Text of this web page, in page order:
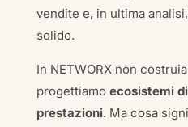
vendite e, in ultima
solido.
In NETWORX non
progettiamo ecosistemi
prestazioni. Ma cosa